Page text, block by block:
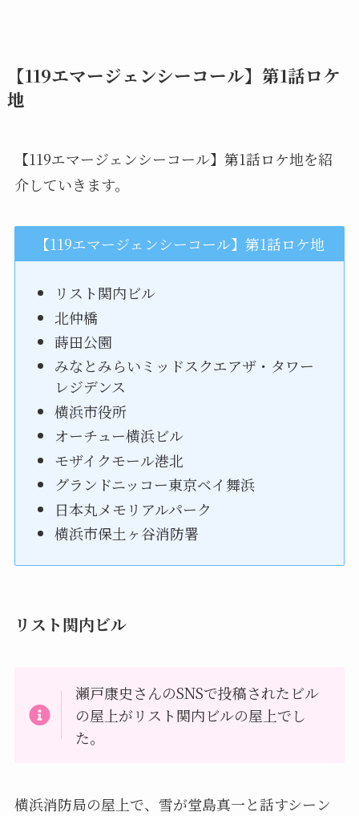
【119エマージェンシーコール】第1話ロケ
地
【119エマージェンシーコール】第1話ロケ地を紹
介していきます。
【119エマージェンシーコール】第1話ロケ地
リスト関内ビル
北仲橋
蒔田公園
みなとみらいミッドスクエアザ・タワー
レジデンス
横浜市役所
オーチュー横浜ビル
モザイクモール港北
グランドニッコー東京ベイ舞浜
日本丸メモリアルパーク
横浜市保土ヶ谷消防署
リスト関内ビル
瀬戸康史さんのSNSで投稿されたビル
の屋上がリスト関内ビルの屋上でし
た。
横浜消防局の屋上で、雪が堂島真一と話すシーン